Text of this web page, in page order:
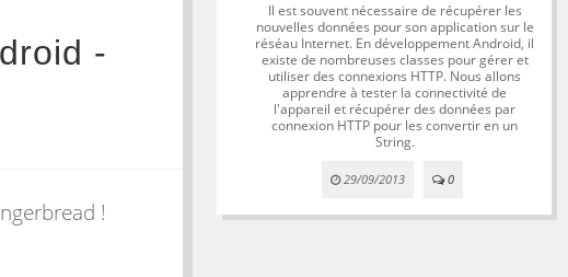
-
!
Il est souvent nécessaire de récupérer les
nouvelles données pour son application sur le
réséau Internet. En développement Android, il
existe de nombreuses classes pour gérer et
utiliser des connexions HTTP. Nous allons
apprendre à tester la connectivité de
l'appareil et récupérer des données par
connexion HTTP pour les convertir en un
String.
29/09/2013 0